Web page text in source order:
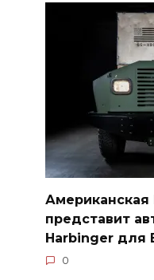
Американская
представит
Harbinger
0